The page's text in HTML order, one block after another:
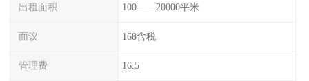
出租面积 100——20000平米
面议 168含税
管理费 16.5